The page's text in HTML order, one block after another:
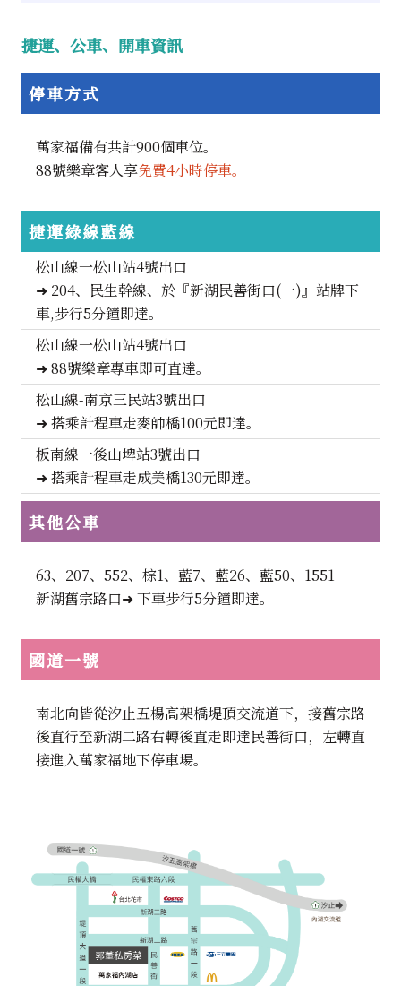
捷運、公車、開車資訊
停車方式
萬家福備有共計900個車位。
88號樂章客人享免費4小時停車。
捷運綠線藍線
松山線一松山站4號出口
➜ 204、民生幹線、於『新湖民善街口(一)』站牌下
車,步行5分鐘即達。
松山線一松山站4號出口
➜ 88號樂章專車即可直達。
松山線-南京三民站3號出口
➜ 搭乘計程車走麥帥橋100元即達。
板南線一後山埤站3號出口
➜ 搭乘計程車走成美橋130元即達。
其他公車
63、207、552、棕1、藍7、藍26、藍50、1551
新湖舊宗路口➜ 下車步行5分鐘即達。
國道一號
南北向皆從汐止五楊高架橋堤頂交流道下，接舊宗路
後直行至新湖二路右轉後直走即達民善街口，左轉直
接進入萬家福地下停車場。